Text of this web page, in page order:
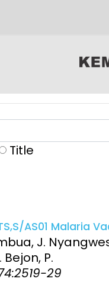
Vaccines
Maternal, neonatal,
child health (MNCH)
Title
AS01 Malaria
J.
P.
29